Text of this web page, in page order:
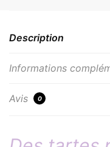
Description
Informations
Avis 0